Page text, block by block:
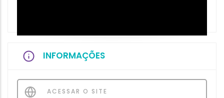
INFORMAÇÕES
ACESSAR O SITE